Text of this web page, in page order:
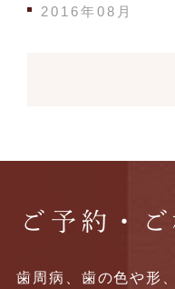
2016年08月
ご予約・
歯周病、歯の色や形